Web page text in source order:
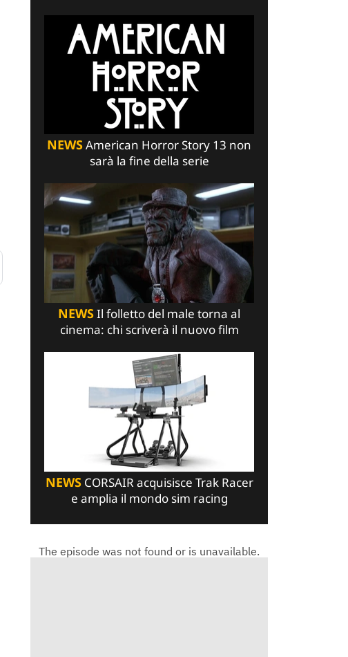
NEWSAmerican Horror Story 13 non
sarà la fine della serie
NEWSIl folletto del male torna al
cinema: chi scriverà il nuovo film
NEWSCORSAIR acquisisce Trak Racer
e amplia il mondo sim racing